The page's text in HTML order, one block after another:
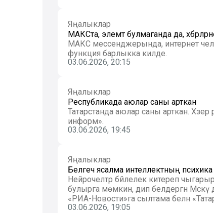
Яңалыклар
МАКСта, элемтә булмаганда да,
МАКС мессенджерында, интернет
функция барлыкка килде.
03.06.2026, 20:15
Яңалыклар
Республикада аюлар саны арткан
Татарстанда аюлар саны арткан. Хәзер
информ».
03.06.2026, 19:45
Яңалыклар
Белгеч ясалма интеллектның
Нейрочелтәр бәйлелек китереп
булырга мөмкин, дип белдергән Мәскәү дәүләт университеты профессоры Алла Шестерина. Бу хакта
«РИА-Новости»га сылтама белән
03.06.2026, 19:05